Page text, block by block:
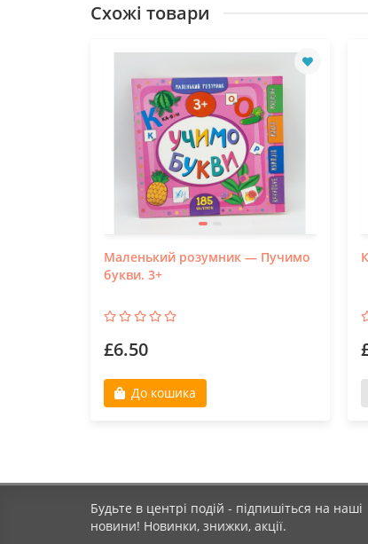
Схожі товари
Маленький розумник — Пучимо
букви. 3+
£6.50
До кошика
Будьте в центрі подій - підпишіться на наші
новини! Новинки, знижки, акції.